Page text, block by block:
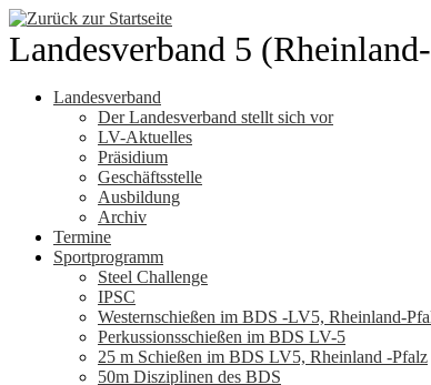
Zum
Inhalt
springen
Landesverband 5
Landesverband
Der Landesverband stellt sich vor
LV-Aktuelles
Präsidium
Geschäftsstelle
Ausbildung
Archiv
Termine
Sportprogramm
Steel Challenge
IPSC
Westernschießen im BDS -LV5, Rheinland-
Perkussionsschießen im BDS LV-5
25 m Schießen im BDS LV5, Rheinland -Pfalz
50m Disziplinen des BDS